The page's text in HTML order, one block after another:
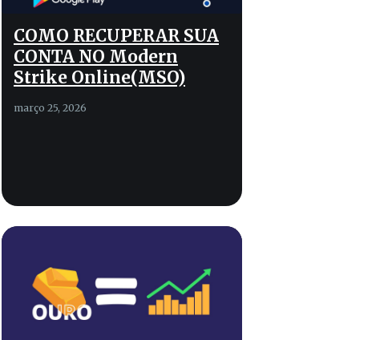
COMO RECUPERAR SUA
CONTA NO Modern
Strike Online(MSO)
março 25, 2026